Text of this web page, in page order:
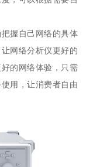
握自己网络的具体
网络分析仪更好的
的网络体验，只需
用，让消费者自由